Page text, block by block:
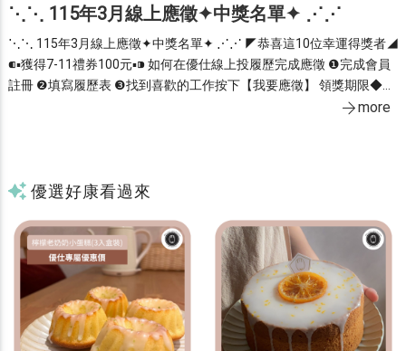
⋱⋱ 115年3月線上應徵✦中獎名單✦ ⋰⋰
⋱⋱ 115年3月線上應徵✦中獎名單✦ ⋰⋰ ◤恭喜這10位幸運得獎者◢
⁌▪獲得7-11禮券100元▪⁍ 如何在優仕線上投履歷完成應徵 ❶完成會員
註冊 ❷填寫履歷表 ❸找到喜歡的工作按下【我要應徵】 領獎期限◆即
日起至115╱3╱31止，逾期視同放棄 領獎時間◆週一~週五▸09：00~1
more
優選好康看過來